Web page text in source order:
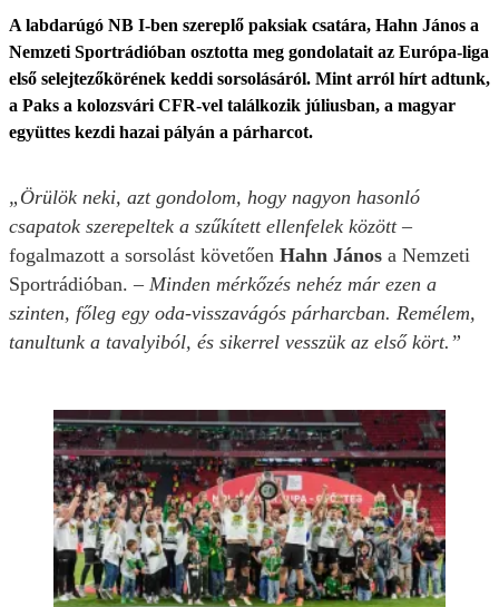
A labdarúgó NB I-ben szereplő paksiak csatára, Hahn János a
Nemzeti Sportrádióban osztotta meg gondolatait az Európa-liga
első selejtezőkörének keddi sorsolásáról. Mint arról hírt adtunk,
a Paks a kolozsvári CFR-vel találkozik júliusban, a magyar
együttes kezdi hazai pályán a párharcot.
„Örülök neki, azt gondolom, hogy nagyon hasonló
csapatok szerepeltek a szűkített ellenfelek között–
fogalmazott a sorsolást követően Hahn János a Nemzeti
Sportrádióban. – Minden mérkőzés nehéz már ezen a
szinten, főleg egy oda-visszavágós párharcban. Remélem,
tanultunk a tavalyiból, és sikerrel vesszük az első kört.”